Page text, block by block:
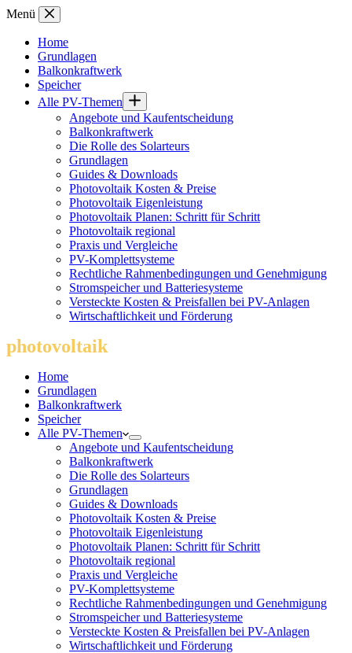
Zum
springen
Menü
Home
Grundlagen
Balkonkraftwerk
Speicher
Alle PV-Themen
Angebote und Kaufentscheidung
Balkonkraftwerk
Die Rolle des Solarteurs
Grundlagen
Guides & Downloads
Photovoltaik Kosten & Preise
Photovoltaik Eigenleistung
Photovoltaik Planen: Schritt für Schritt
Photovoltaik regional
Praxis und Vergleiche
PV-Komplettsysteme
Rechtliche Rahmenbedingungen und Genehmigung
Stromspeicher und Batteriesysteme
Versteckte Kosten & Preisfallen bei PV-Anlagen
Wirtschaftlichkeit und Förderung
photovoltaik
Home
Grundlagen
Balkonkraftwerk
Speicher
Alle PV-Themen
Angebote und Kaufentscheidung
Balkonkraftwerk
Die Rolle des Solarteurs
Grundlagen
Guides & Downloads
Photovoltaik Kosten & Preise
Photovoltaik Eigenleistung
Photovoltaik Planen: Schritt für Schritt
Photovoltaik regional
Praxis und Vergleiche
PV-Komplettsysteme
Rechtliche Rahmenbedingungen und Genehmigung
Stromspeicher und Batteriesysteme
Versteckte Kosten & Preisfallen bei PV-Anlagen
Wirtschaftlichkeit und Förderung